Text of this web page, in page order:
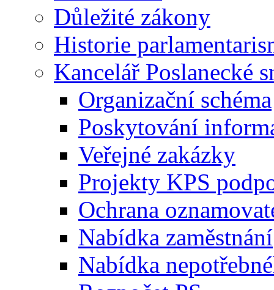
Důležité zákony
Historie
Kancelář Poslanecké
Organizační schéma
Poskytování
Veřejné zakázky
Projekty KPS
Ochrana
Nabídka zaměstnání
Nabídka